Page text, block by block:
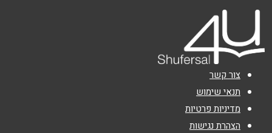
טלפון
אימייל*
נושא*
אנא חזרו אלי בקשר ל...
צור קשר
תנאי שימוש
מדיניות פרטיות
הצהרת נגישות